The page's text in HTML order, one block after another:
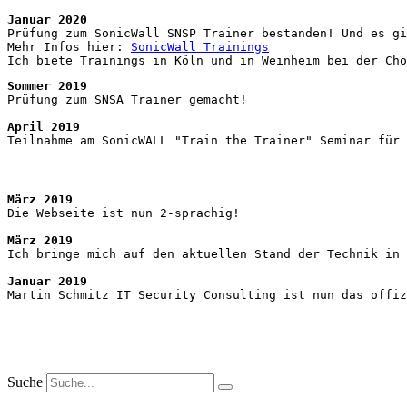
Januar 2020
Prüfung zum SonicWall SNSP Trainer bestanden! Und
Mehr Infos hier: SonicWall Trainings
Ich biete Trainings in Köln und in Weinheim bei der
Sommer 2019
Prüfung zum SNSA Trainer gemacht!
April 2019
Teilnahme am SonicWALL "Train the Trainer" Seminar
März 2019
Die Webseite ist nun 2-sprachig!
März 2019
Ich bringe mich auf den aktuellen Stand der Technik
Januar 2019
Martin Schmitz IT Security Consulting ist nun das
Suche